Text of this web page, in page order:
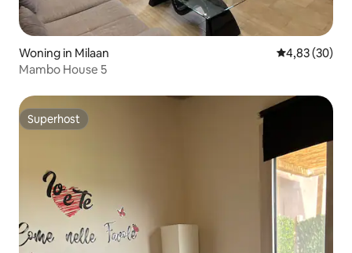
Woning in Milaan Gemiddelde
4,83 (30)
Mambo House 5
Superhost
Superhost